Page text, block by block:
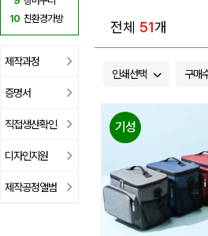
10 친환경가방
제작과정
증명서
직접생산확인
디자인지원
제작공정앨범
전체 51개
인쇄선택 구매
기성